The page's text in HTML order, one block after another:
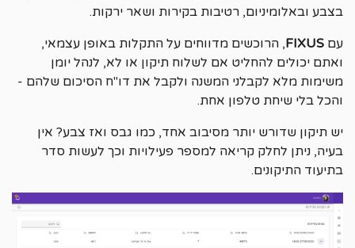
בצבע ובאלומיניום, רטיבות בקירות ושאר ירקות.
עם FIXUS, הרוכשים מדווחים על התקלות באופן עצמאי,
ואתם יכולים להחליט אם לשלוח תיקון או לא, לנהל יומן
משימות מלא לקבלני המשנה ולקבל את דו"ח הסיכום שלהם -
והכל בלי שיחת טלפון אחת.
יש תיקון שדורש יותר מסיבוב אחד, כמו גבס ואז צבע? אין
בעיה, ניתן לחלק קריאה למספר פעילויות וכך לעשות סדר
בתיעוד התיקונים.